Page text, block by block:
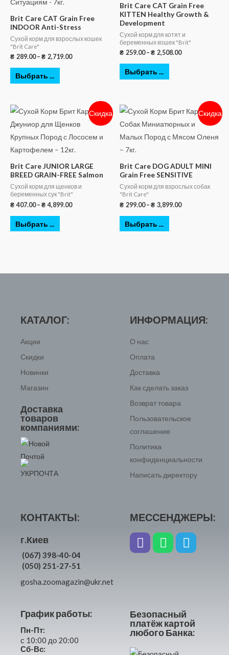
Brit Care CAT Grain Free
INDOOR Anti-Stress
Сухой корм для взрослых кошек
"Brit Care"
₴ 289.00– ₴ 2,719.00
Выбрать ...
Brit Care CAT Grain Free
KITTEN Healthy Growth &
Development
Сухой корм для котят и
беременных кошек "Brit"
₴ 259.00– ₴ 2,508.00
Выбрать ...
Скидка
Brit Care JUNIOR LARGE
BREED GRAIN-FREE Salmon
Сухой корм для щенков и
беременных сук "Brit"
₴ 407.00– ₴ 4,899.00
Выбрать ...
Скидка
Brit Care DOG ADULT MINI
Grain Free SENSITIVE
Сухой корм для взрослых собак
"Brit Care"
₴ 299.00– ₴ 3,899.00
Выбрать ...
КАТАЛОГ:
Акции
Скидки
Новинки
Магазин
Доставка
товаров
компаниями:
ИНФОРМАЦИЯ:
О нас
Оплата
Доставка
Как сделать заказ
Возврат товара
Пользовательское
соглашение
Политика
конфиденциальности
Написать директору
КОНТАКТЫ:
г.Киев
(067) 398-40-04
(050) 251-27-51
gosha.zoomagazin@ukr.net
График работы:
Пн-Пт:
с 10:00 до 20:00
Сб-Вс:
МЕССЕНДЖЕРЫ:
Безопасный
платёж картой
любого Банка: